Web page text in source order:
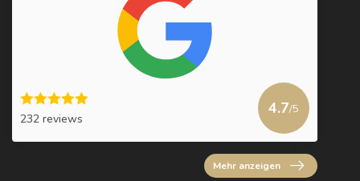
232 reviews
4.7/5
Mehr anzeigen